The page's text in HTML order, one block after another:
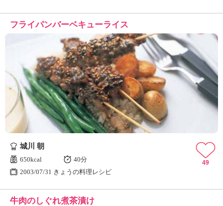
フライパンバーベキューライス
城川 朝
650kcal
40分
2003/07/31 きょうの料理レシピ
49
牛肉のしぐれ煮茶漬け